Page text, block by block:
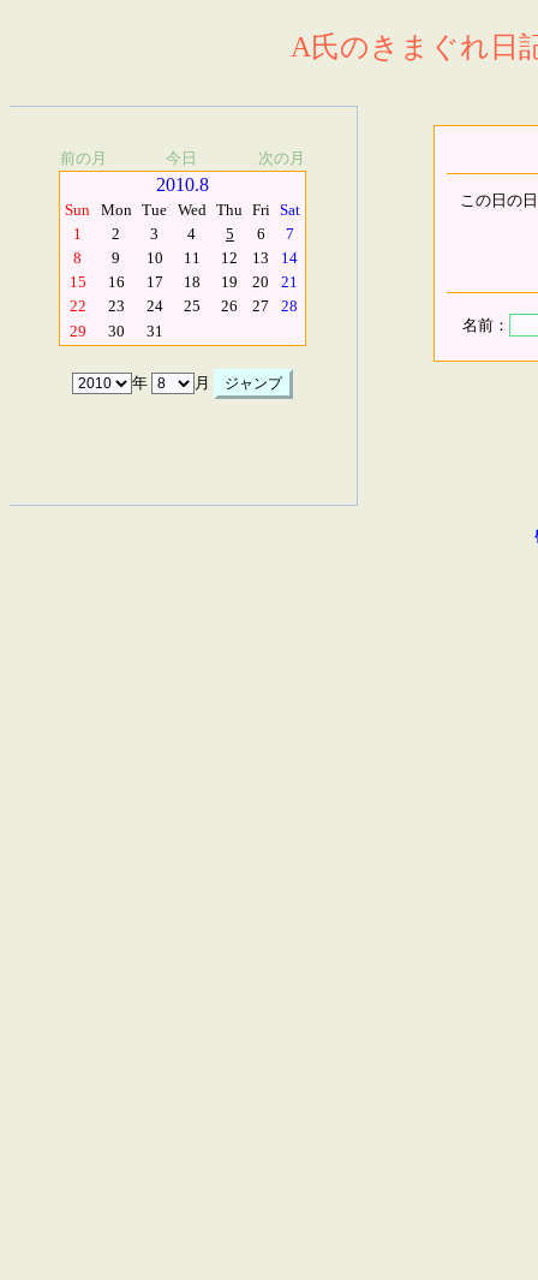
A氏のきまぐれ日
前の月 今日 次の月
2010.8
Sun Mon Tue Wed Thu Fri Sat
1
2 3 4 5 6
7
8
9 10 11 12 13
14
15
16 17 18 19 20
21
22
23 24 25 26 27
28
29
30 31
年 月
この日の
名前：